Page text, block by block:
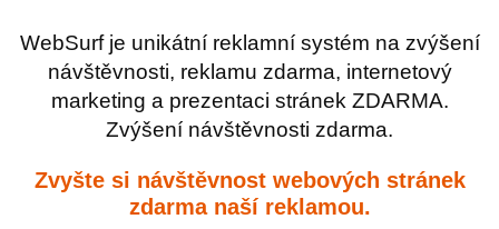
WebSurf je unikátní reklamní systém na zvýšení
návštěvnosti, reklamu zdarma, internetový
marketing a prezentaci stránek ZDARMA.
Zvýšení návštěvnosti zdarma.
Zvyšte si návštěvnost webových stránek
zdarma naší reklamou.